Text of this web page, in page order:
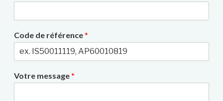
Code de référence*
Votre message*